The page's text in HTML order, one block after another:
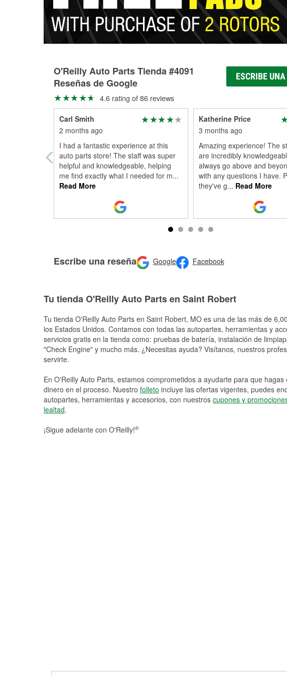
O'Reilly Auto Parts Tienda #4091
Reseñas de Google
ESCRIBE
4.6 rating of 86 reviews
Carl Smith
2 months ago
I had a fantastic experience at this
auto parts store! The staff was super
helpful and knowledgeable, helping
me find exactly what I needed for m...
Read More
Katherine Price
3 months ago
Amazing experience! The
are incredibly
always go above and
with any questions I have.
they've g... Read More
Escribe una reseña Google Facebook
Tu tienda O'Reilly Auto Parts en Saint Robert
Tu tienda O'Reilly Auto Parts en Saint Robert, MO es una de las más de
los Estados Unidos. Contamos con todas las autopartes, herramientas y
servicios gratis en la tienda como: pruebas de batería, instalación de
"Check Engine" y mucho más. ¿Necesitas ayuda? Visítanos, nuestros
servirte.
En O'Reilly Auto Parts, estamos comprometidos a ayudarte para que
dinero en el proceso. Nuestro folleto incluye las ofertas vigentes, puedes
autopartes, herramientas y accesorios, con nuestros cupones y
lealtad.
¡Sigue adelante con O'Reilly!®